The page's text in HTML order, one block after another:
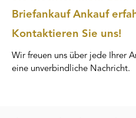
Briefankauf Ankauf
Kontaktieren Sie uns!
Wir freuen uns über jede Ihrer
eine unverbindliche Nachricht.